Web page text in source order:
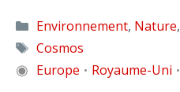
Catégories
Environnement, Nature,
Étiquettes
Cosmos
◉ Europe • Royaume-Uni •